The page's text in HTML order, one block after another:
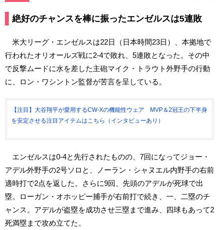
絶好のチャンスを棒に振ったエンゼルスは5連敗
米大リーグ・エンゼルスは22日（日本時間23日）、本拠地で
行われたオリオールズ戦に2-4で敗れ、5連敗となった。その中
で反撃ムードに水を差した主砲マイク・トラウト外野手の行動
に、ロン・ワシントン監督が苦言を呈している。
【注目】大谷翔平が愛用するCW-Xの機能性ウェア MVP＆2冠王の下半身
を安定させる注目アイテムはこちら（インタビューあり）
エンゼルスは0-4と先行されたものの、7回になってジョー・
アデル外野手の2号ソロと、ノーラン・シャヌエル内野手の右前
適時打で2点を返した。さらに9回、先頭のアデルが死球で出
塁。ローガン・オホッピー捕手が右前打で続き、一、二塁のチ
ャンス。アデルが盗塁を成功させ三塁まで進み、四球もあって2
死満塁まで攻め立てた。